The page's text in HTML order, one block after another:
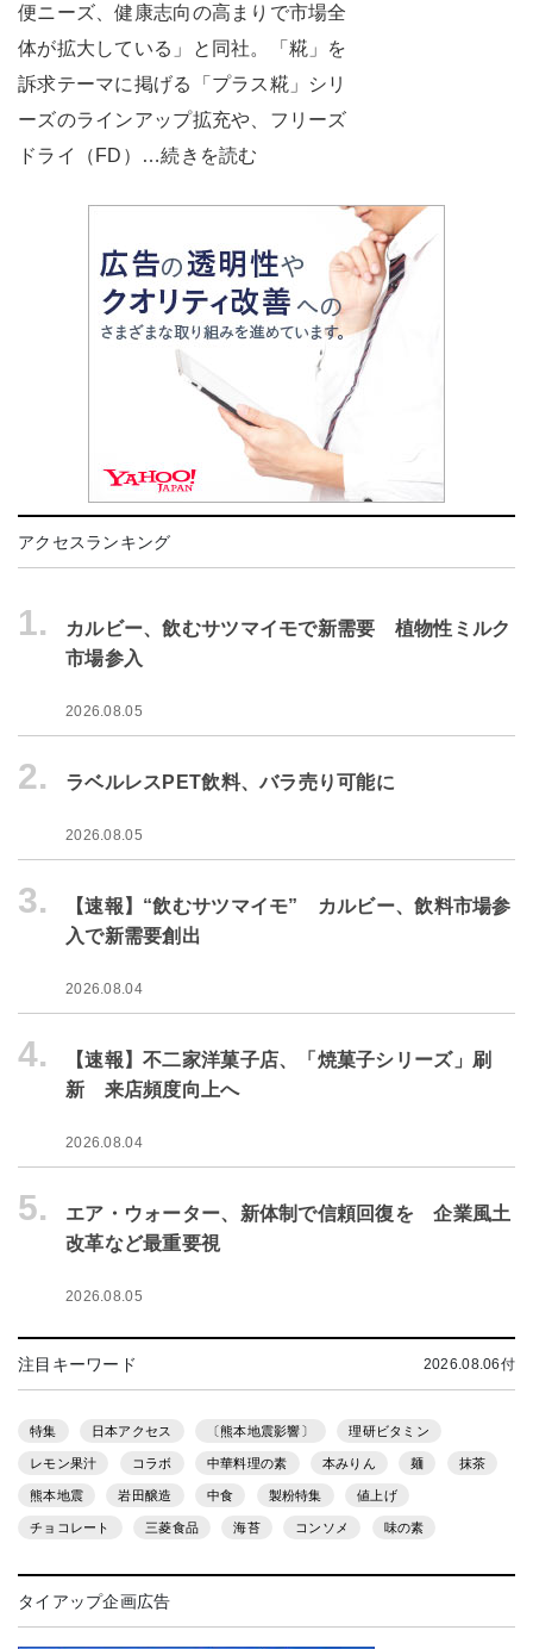
便ニーズ、健康志向の高まりで市場全
体が拡大している」と同社。「糀」を
訴求テーマに掲げる「プラス糀」シリ
ーズのラインアップ拡充や、フリーズ
ドライ（FD）…続きを読む
アクセスランキング
1.
カルビー、飲むサツマイモで新需要 植物性ミルク
市場参入
2026.08.05
2. ラベルレスPET飲料、バラ売り可能に
2026.08.05
3.
【速報】“飲むサツマイモ” カルビー、飲料市場参
入で新需要創出
2026.08.04
4.
【速報】不二家洋菓子店、「焼菓子シリーズ」刷
新 来店頻度向上へ
2026.08.04
5.
エア・ウォーター、新体制で信頼回復を 企業風土
改革など最重要視
2026.08.05
注目キーワード 2026.08.06付
特集 日本アクセス 〔熊本地震影響〕 理研ビタミン
レモン果汁 コラボ 中華料理の素 本みりん 麺 抹茶
熊本地震 岩田醸造 中食 製粉特集 値上げ
チョコレート 三菱食品 海苔 コンソメ 味の素
タイアップ企画広告